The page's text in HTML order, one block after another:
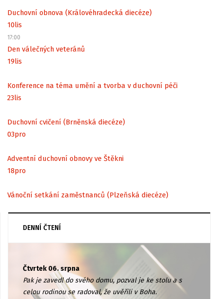
Duchovní obnova (Královéhradecká diecéze)
10lis
17:00
Den válečných veteránů
19lis
Konference na téma umění a tvorba v duchovní péči
23lis
Duchovní cvičení (Brněnská diecéze)
03pro
Adventní duchovní obnovy ve Štěkni
18pro
Vánoční setkání zaměstnanců (Plzeňská diecéze)
DENNÍ ČTENÍ
Čtvrtek 06. srpna
Pak je zavedl do svého domu, pozval je ke stolu a s
celou rodinou se radoval, že uvěřili v Boha.